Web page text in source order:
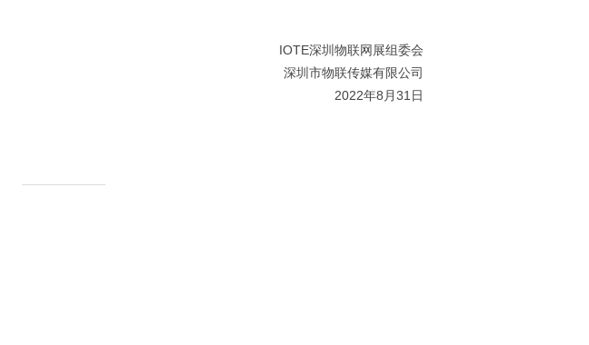
IOTE深圳物联网展组委会
深圳市物联传媒有限公司
2022年8月31日